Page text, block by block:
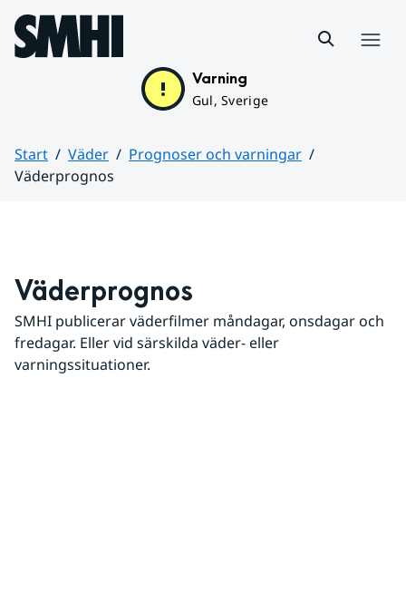
Hoppa till sidans innehåll
Varning
Gul, Sverige
Start Väder
Prognoser och varningar
Väderprognos
Väderprognos
SMHI publicerar väderfilmer måndagar, onsdagar och
fredagar. Eller vid särskilda väder- eller
varningssituationer.